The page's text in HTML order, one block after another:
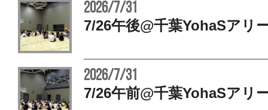
2026/7/31
7/26午後@千葉YohaSア
2026/7/31
7/26午前@千葉YohaSア